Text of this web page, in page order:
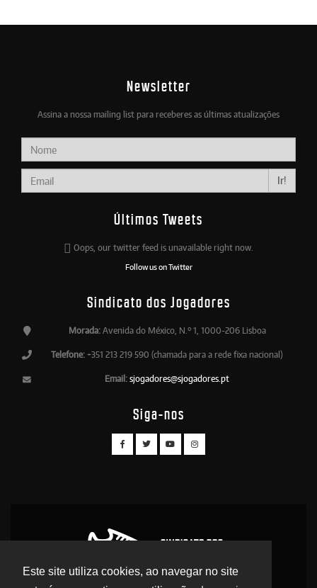
Este site utiliza cookies, ao navegar no site
Newsletter
Assina a nossa mailing list para receberes as últimas atualizações
Ir!
Últimos Tweets
Oops, our twitter feed is unavailable right now.
Follow us on Twitter
Sindicato dos Jogadores
Morada:Avenida do México, N.º 1, 1000-206 Lisboa
Telefone: +351 213 219 590 (chamada para a rede fixa nacional)
Email: sjogadores@sjogadores.pt
Siga-nos